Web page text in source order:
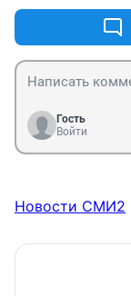
Гость
Войти
Новости СМИ2